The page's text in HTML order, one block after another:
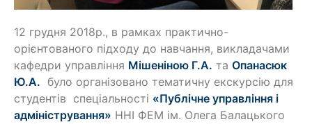
12 грудня 2018р., в рамках практично-
орієнтованого підходу до навчання, викладачами
кафедри управління Мішеніною Г.А. та Опанасюк
Ю.А. було організовано тематичну екскурсію для
студентів спеціальності «Публічне управління і
адміністрування» ННІ ФЕМ ім. Олега Балацького